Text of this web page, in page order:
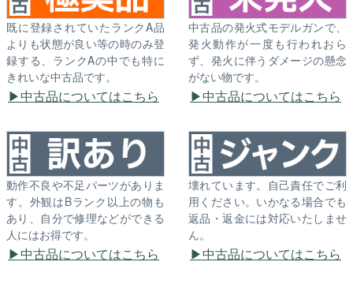
既に登録されていたランクA品
よりも状態が良い等の時のみ登
録する、ランクAの中でも特に
きれいな中古品です。
中古品についてはこちら
中古品の発火式モデルガンで、
発火動作が一度も行われおら
ず、発火に伴うダメージの懸念
がない物です。
中古品についてはこちら
動作不良や不足パーツがありま
す。外観はBランク以上の物も
あり、自分で修理などができる
人にはお得です。
中古品についてはこちら
壊れています。自己責任でご利
用ください。いかなる場合でも
返品・返金には対応いたしませ
ん。
中古品についてはこちら